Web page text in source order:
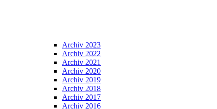
Archiv 2023
Archiv 2022
Archiv 2021
Archiv 2020
Archiv 2019
Archiv 2018
Archiv 2017
Archiv 2016